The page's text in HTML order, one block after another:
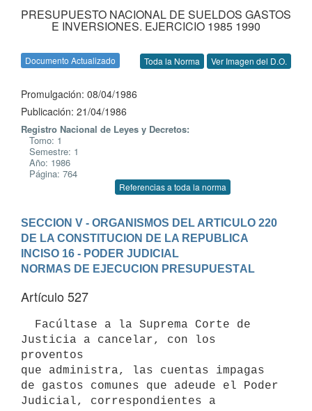
PRESUPUESTO NACIONAL DE SUELDOS GASTOS
E INVERSIONES. EJERCICIO 1985 1990
Documento Actualizado Toda la Norma Ver Imagen del D.O.
Promulgación: 08/04/1986
Publicación: 21/04/1986
Registro Nacional de Leyes y Decretos:
Tomo: 1
Semestre: 1
Año: 1986
Página: 764
Referencias a toda la norma
SECCION V - ORGANISMOS DEL ARTICULO 220
DE LA CONSTITUCION DE LA REPUBLICA
INCISO 16 - PODER JUDICIAL
NORMAS DE EJECUCION PRESUPUESTAL
Artículo 527
Justicia a cancelar, con los
proventos
que administra, las cuentas impagas
de gastos comunes que adeude el Poder
Judicial, correspondientes a